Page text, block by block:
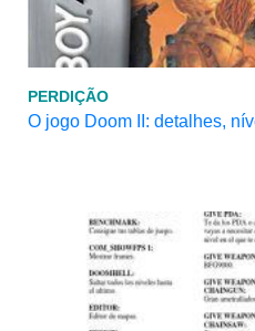
PERDIÇÃO
O jogo Doom II: detalhes,